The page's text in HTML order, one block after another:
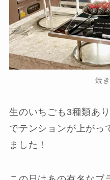
焼
生のいちごも3種類あ
でテンションが上がっ
ました！